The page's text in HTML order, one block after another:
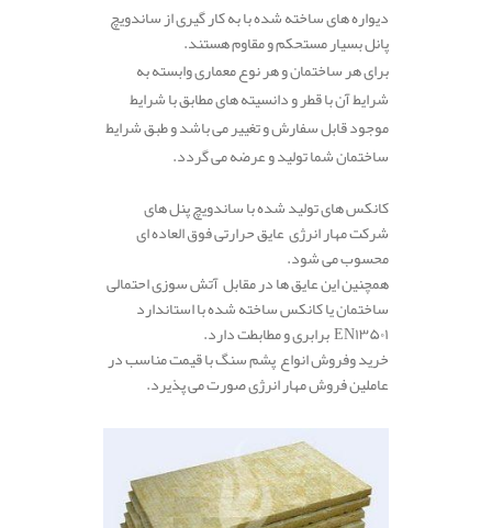
دیواره های ساخته شده با به کار گیری از ساندویچ
پانل بسیار مستحکم و مقاوم هستند.
برای هر ساختمان و هر نوع معماری وابسته به
شرایط آن با قطر و دانسیته های مطابق با شرایط
موجود قابل سفارش و تغییر می باشد و طبق شرایط
ساختمان شما تولید و عرضه می گردد.
کانکس های تولید شده با ساندویچ پنل های
شرکت مهار انرژی عایق حرارتی فوق العاده ای
محسوب می شود.
همچنین این عایق ها در مقابل آتش سوزی احتمالی
ساختمان یا کانکس ساخته شده با استاندارد
EN۱۳۵۰۱ برابری و مطابطت دارد.
خرید وفروش انواع پشم سنگ با قیمت مناسب در
عاملین فروش مهار انرژی صورت می پذیرد.